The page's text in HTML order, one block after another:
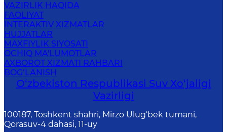
VAZIRLIK HAQIDA
FAOLIYAT
INTERAKTIV XIZMATLAR
HUJJATLAR
MAXFIYLIK SIYOSATI
OCHIQ MA'LUMOTLAR
AXBOROT XIZMATI RAHBARI
BOG‘LANISH
O‘zbekiston Respublikasi Suv Хo‘jaligi
Vazirligi
100187, Toshkent shahri, Mirzo Ulug‘bek tumani,
Qorasuv-4 dahasi, 11-uy